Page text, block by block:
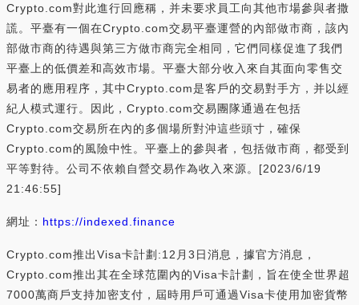
Crypto.com對此進行回應稱，并未要求員工向其他市場參與者撒
謊。平臺有一個在Crypto.com交易平臺運營的內部做市商，該內
部做市商的待遇與第三方做市商完全相同，它們同樣促進了我們
平臺上的低價差和高效市場。平臺大部分收入來自其面向零售交
易者的應用程序，其中Crypto.com是客戶的交易對手方，并以經
紀人模式運行。因此，Crypto.com交易團隊通過在包括
Crypto.com交易所在內的多個場所對沖這些頭寸，確保
Crypto.com的風險中性。平臺上的參與者，包括做市商，都受到
平等對待。公司不依賴自營交易作為收入來源。[2023/6/19
21:46:55]
網址： https://indexed.finance
Crypto.com推出Visa卡計劃:12月3日消息，據官方消息，
Crypto.com推出其在全球范圍內的Visa卡計劃，旨在使全世界超
7000萬商戶支持加密支付，屆時用戶可通過Visa卡使用加密貨幣